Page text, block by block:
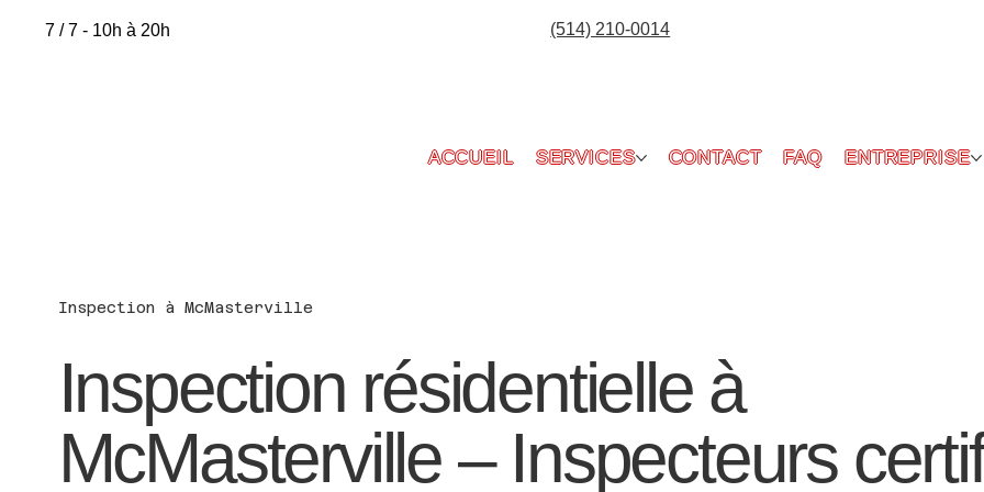
7 / 7 - 10h à 20h (514) 210-0014
ACCUEIL SERVICES CONTACT FAQ ENTREPRISE
Inspection à McMasterville
Inspection résidentielle à
McMasterville – Inspecteurs